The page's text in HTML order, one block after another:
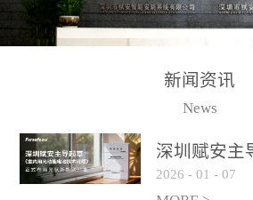
育馆、大型仓库和隧道空
间等，其建筑结构特殊、
火灾隐患多。一旦发生火
传统的火灾关测器无法被
及时缺发，不能及早发现
和有效扑救火火，这不仅
高可
等多
警领
和工
新闻资讯
News
深圳赋安主
光动能电池
2026 - 01 - 07